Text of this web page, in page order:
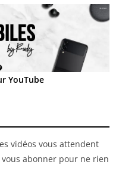
YouTube
vidéos vous attendent
abonner pour ne rien